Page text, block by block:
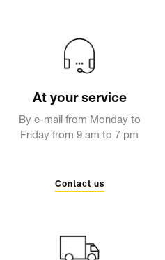
At your service
By e-mail from Monday to
Friday from 9 am to 7 pm
Contact us